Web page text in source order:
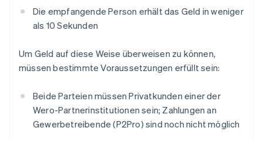
Die empfangende Person erhält das Geld in weniger
als 10 Sekunden
Um Geld auf diese Weise überweisen zu können,
müssen bestimmte Voraussetzungen erfüllt sein:
Beide Parteien müssen Privatkunden einer der
Wero-Partnerinstitutionen sein; Zahlungen an
Gewerbetreibende (P2Pro) sind noch nicht möglich